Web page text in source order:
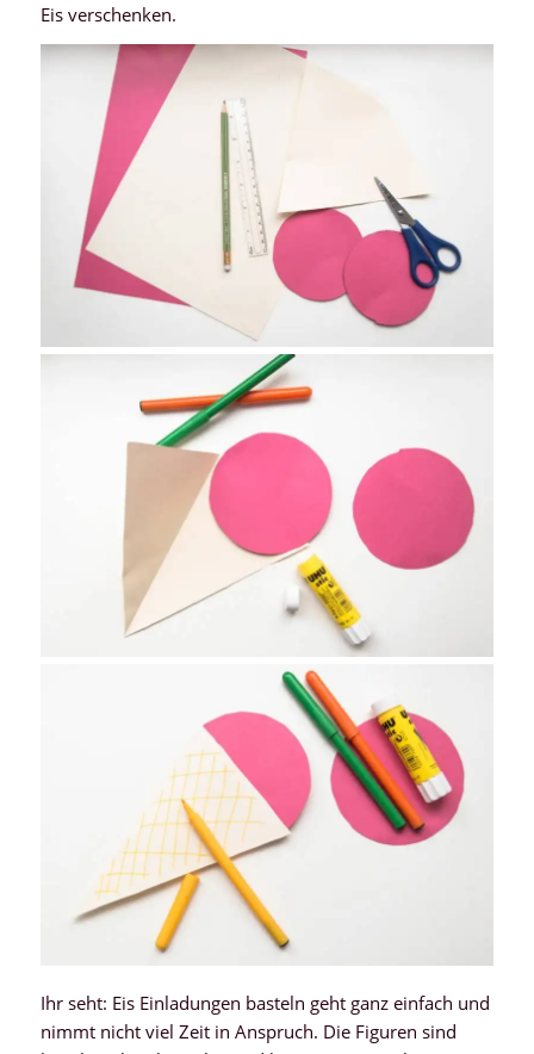
Eis verschenken.
Ihr seht: Eis Einladungen basteln geht ganz einfach und
nimmt nicht viel Zeit in Anspruch. Die Figuren sind